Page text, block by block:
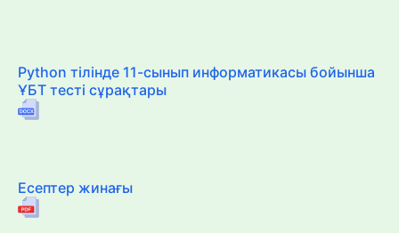
Python тілінде 11-сынып информатикасы бойынша
ҰБТ тесті сұрақтары
Есептер жинағы